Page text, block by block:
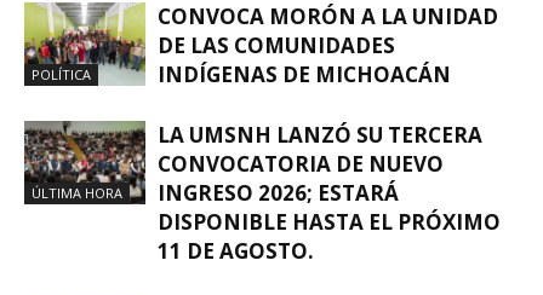
POLÍTICA
CONVOCA MORÓN A LA UNIDAD
DE LAS COMUNIDADES
INDÍGENAS DE MICHOACÁN
ÚLTIMA HORA
LA UMSNH LANZÓ SU TERCERA
CONVOCATORIA DE NUEVO
INGRESO 2026; ESTARÁ
DISPONIBLE HASTA EL PRÓXIMO
11 DE AGOSTO.